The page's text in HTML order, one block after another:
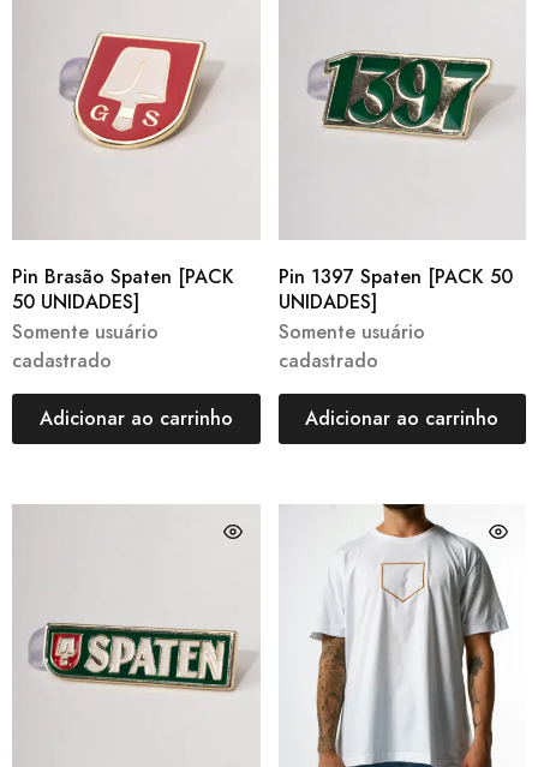
Pin Brasão Spaten [PACK
50 UNIDADES]
Somente usuário
cadastrado
Adicionar ao carrinho
Pin 1397 Spaten [PACK 50
UNIDADES]
Somente usuário
cadastrado
Adicionar ao carrinho